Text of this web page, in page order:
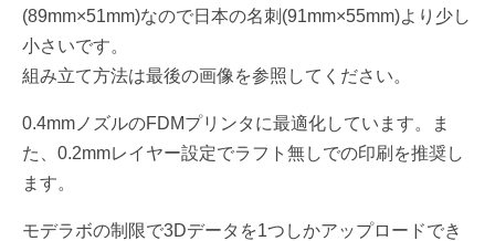
(89mm×51mm)なので日本の名刺(91mm×55mm)より少し
小さいです。
組み立て方法は最後の画像を参照してください。
0.4mmノズルのFDMプリンタに最適化しています。ま
た、0.2mmレイヤー設定でラフト無しでの印刷を推奨し
ます。
モデラボの制限で3Dデータを1つしかアップロードでき